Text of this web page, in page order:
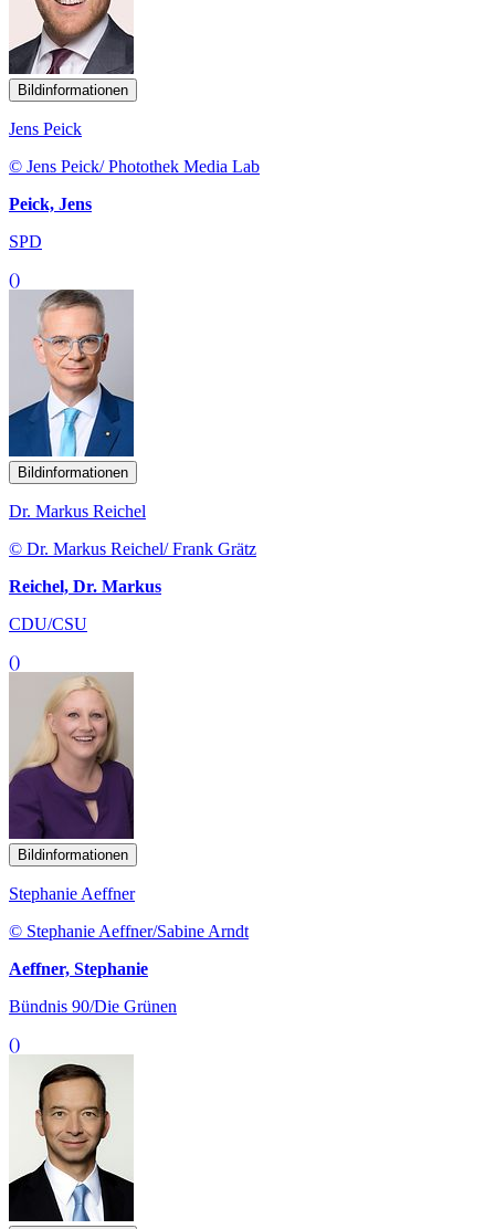
Bildinformationen
Jens Peick
© Jens Peick/ Photothek Media Lab
Peick, Jens
SPD
()
Bildinformationen
Dr. Markus Reichel
© Dr. Markus Reichel/ Frank Grätz
Reichel, Dr. Markus
CDU/CSU
()
Bildinformationen
Stephanie Aeffner
© Stephanie Aeffner/Sabine Arndt
Aeffner, Stephanie
Bündnis 90/Die Grünen
()